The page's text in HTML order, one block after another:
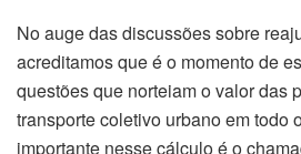
No auge das discussões sobre
acreditamos que é o momento de
questões que norteiam o valor das
transporte coletivo urbano em todo
importante nesse cálculo é o